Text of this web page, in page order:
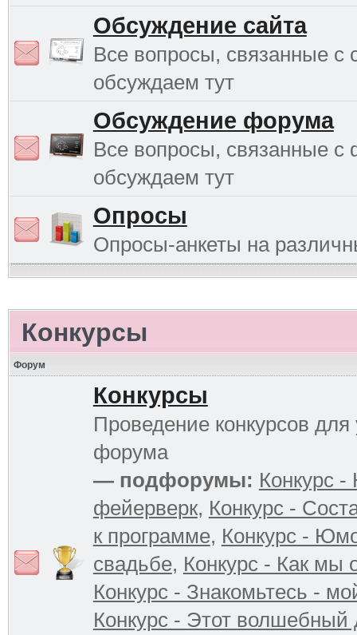
Обсуждение сайта
Все вопросы, связанные с
обсуждаем тут
Обсуждение форума
Все вопросы, связанные
обсуждаем тут
Опросы
Опросы-анкеты на
Конкурсы
Форум
Конкурсы
Проведение конкурсов для
форума
— подфорумы: Конкурс
фейерверк, Конкурс -
к программе, Конкурс -
свадьбе, Конкурс - Как мы
Конкурс - Знакомьтесь -
Конкурс - Этот волшебный